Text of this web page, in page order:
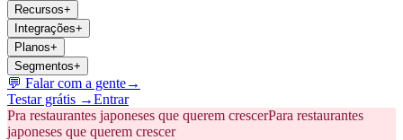
Recursos+
Integrações+
Planos+
Segmentos+
💬 Falar com a gente→
Testar grátis →Entrar
Pra restaurantes japoneses que querem crescerPara restaurantes
japoneses que querem crescer